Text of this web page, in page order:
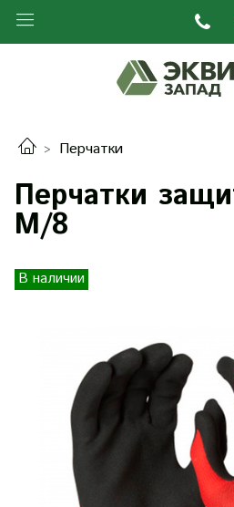
Перчатки
Перчатки
M/8
В наличии